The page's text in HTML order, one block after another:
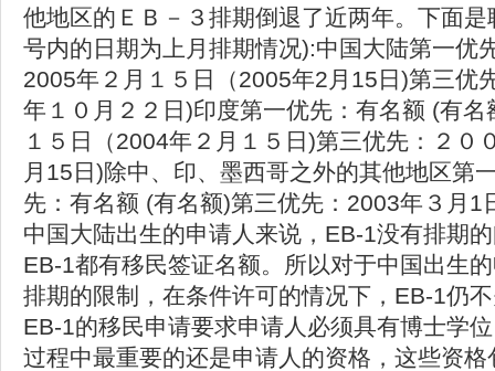
他地区的ＥＢ－３排期倒退了近两年。下面
号内的日期为上月排期情况):中国大陆第一优
2005年２月１５日（2005年2月15日)第三
年１０月２２日)印度第一优先：有名额 (有
１５日（2004年２月１５日)第三优先：２０
月15日)除中、印、墨西哥之外的其他地区第
先：有名额 (有名额)第三优先：2003年３月
中国大陆出生的申请人来说，EB-1没有排期
EB-1都有移民签证名额。所以对于中国出生
排期的限制，在条件许可的情况下，EB-1仍
EB-1的移民申请要求申请人必须具有博士学
过程中最重要的还是申请人的资格，这些资